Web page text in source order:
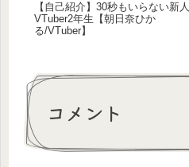
【自己紹介】30秒もいらない新人
VTuber2年生【朝日奈ひか
る/VTuber】
コメント